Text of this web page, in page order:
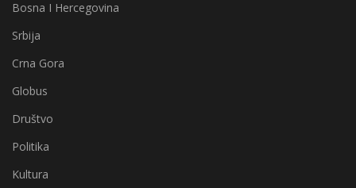
Bosna I Hercegovina
Srbija
Crna Gora
Globus
Društvo
Politika
Kultura